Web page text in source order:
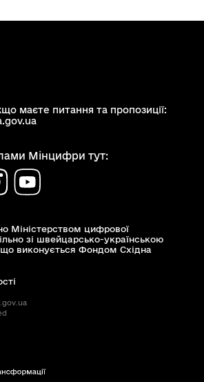
маєте питання та пропозиції:
Мінцифри тут:
Міністерством цифрової
зі швейцарсько-українською
виконується Фондом Східна